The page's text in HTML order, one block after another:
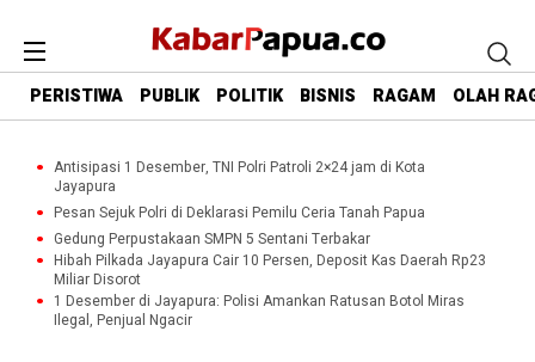
PERISTIWA PUBLIK POLITIK BISNIS RAGAM OLAH
Antisipasi 1 Desember, TNI Polri Patroli 2×24 jam di Kota
Jayapura
Pesan Sejuk Polri di Deklarasi Pemilu Ceria Tanah Papua
Gedung Perpustakaan SMPN 5 Sentani Terbakar
Hibah Pilkada Jayapura Cair 10 Persen, Deposit Kas Daerah Rp23
Miliar Disorot
1 Desember di Jayapura: Polisi Amankan Ratusan Botol Miras
Ilegal, Penjual Ngacir